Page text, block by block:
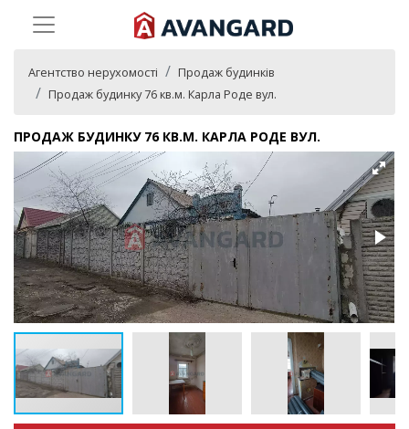
Агентство нерухомості
Продаж будинків
Продаж будинку 76 кв.м. Карла Роде вул.
ПРОДАЖ БУДИНКУ 76 КВ.М. КАРЛА РОДЕ ВУЛ.